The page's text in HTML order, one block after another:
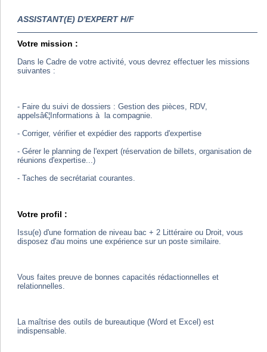
ASSISTANT(E) D'EXPERT H/F
Votre mission :
Dans le Cadre de votre activité, vous devrez effectuer les missions
suivantes :
- Faire du suivi de dossiers : Gestion des pièces, RDV,
appelsâ€¦Informations à la compagnie.
- Corriger, vérifier et expédier des rapports d'expertise
- Gérer le planning de l'expert (réservation de billets, organisation de
réunions d'expertise...)
- Taches de secrétariat courantes.
Votre profil :
Issu(e) d'une formation de niveau bac + 2 Littéraire ou Droit, vous
disposez d'au moins une expérience sur un poste similaire.
Vous faites preuve de bonnes capacités rédactionnelles et
relationnelles.
La maîtrise des outils de bureautique (Word et Excel) est
indispensable.